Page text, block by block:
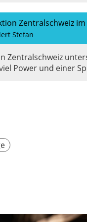
Stefan
Zentralschweiz
Power und einer